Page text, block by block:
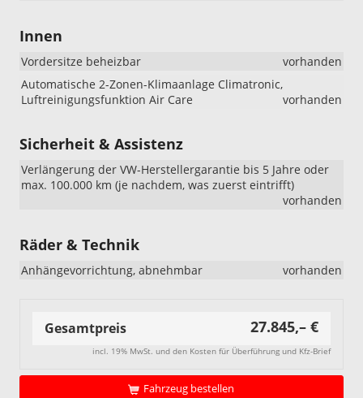
Limited“:
VW
Limited“
die
diese
18-
Innen
Vordersitze beheizbar
vorhanden
Automatische 2-Zonen-Klimaanlage Climatronic,
Luftreinigungsfunktion Air Care
vorhanden
Sicherheit & Assistenz
Verlängerung der VW-Herstellergarantie bis 5 Jahre oder
max. 100.000 km (je nachdem, was zuerst eintrifft)
vorhanden
Räder & Technik
Anhängevorrichtung, abnehmbar vorhanden
Gesamtpreis 27.845,– €
incl. 19% MwSt. und den Kosten für Überführung und Kfz-Brief
Fahrzeug bestellen